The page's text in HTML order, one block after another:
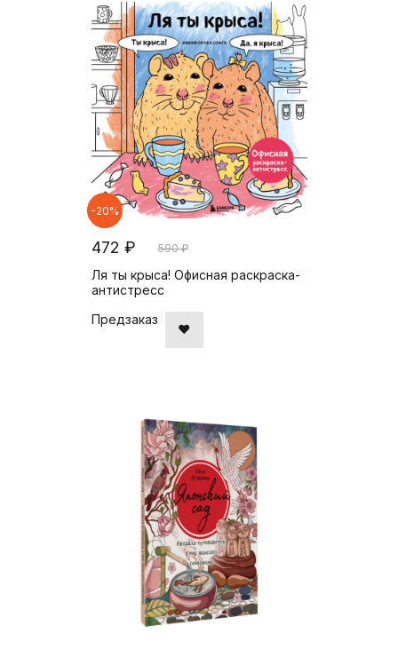
-20%
472 ₽ 590 ₽
Ля ты крыса! Офисная раскраска-
антистресс
Предзаказ